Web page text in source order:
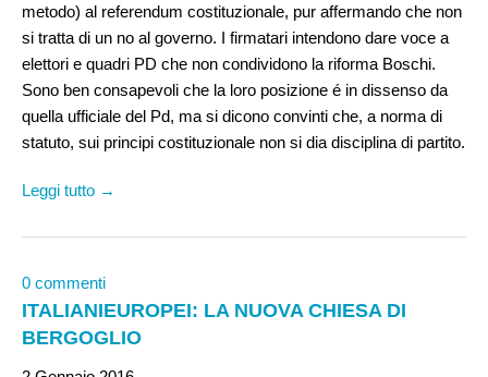
metodo) al referendum costituzionale, pur affermando che non
si tratta di un no al governo. I firmatari intendono dare voce a
elettori e quadri PD che non condividono la riforma Boschi.
Sono ben consapevoli che la loro posizione é in dissenso da
quella ufficiale del Pd, ma si dicono convinti che, a norma di
statuto, sui principi costituzionale non si dia disciplina di partito.
Leggi tutto →
0 commenti
ITALIANIEUROPEI: LA NUOVA CHIESA DI
BERGOGLIO